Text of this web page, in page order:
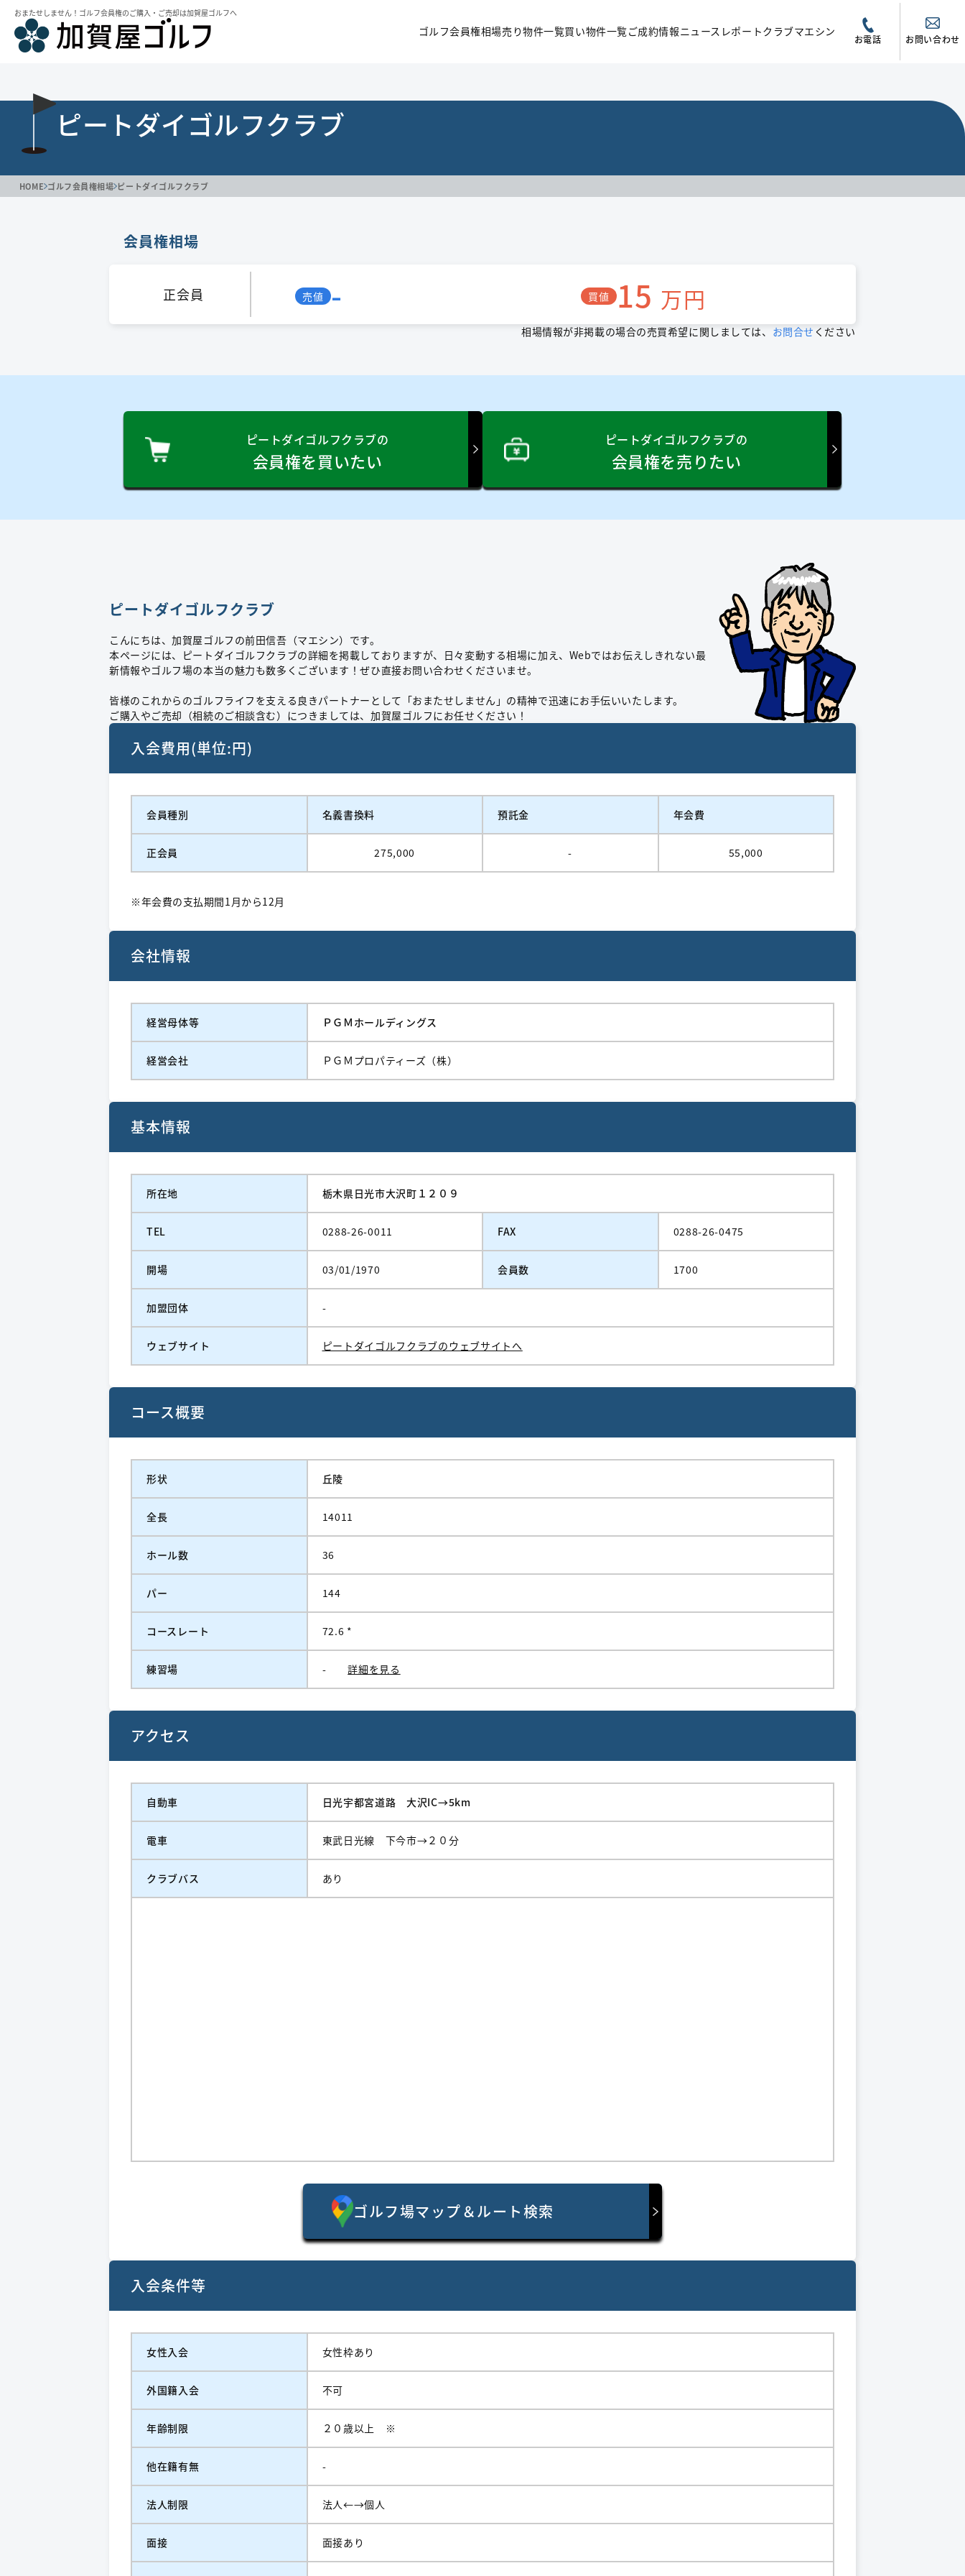
おまたせしません！ゴルフ会員権のご購⼊・ご売却は加賀屋ゴルフへ
ゴルフ会員権相場売り物件一覧買い物件一覧ご成約情報ニュース レポートクラブマエシン
お電話 お問い合わせ
ピートダイゴルフクラブ
HOME ゴルフ会員権相場 ピートダイゴルフクラブ
会員権相場
正会員 売値 - 買値 15 万円
相場情報が非掲載の場合の売買希望に関しましては、 お問合せ ください
ピートダイゴルフクラブの
会員権を買いたい
ピートダイゴルフクラブの
会員権を売りたい
ピートダイゴルフクラブ
こんにちは、加賀屋ゴルフの前田信吾（マエシン）です。
本ページには、ピートダイゴルフクラブの詳細を掲載しておりますが、日々変動する相場に加え、Webではお伝えしきれない最
新情報やゴルフ場の本当の魅力も数多くございます！ぜひ直接お問い合わせくださいませ。
皆様のこれからのゴルフライフを支える良きパートナーとして「おまたせしません」の精神で迅速にお手伝いいたします。
ご購入やご売却（相続のご相談含む）につきましては、加賀屋ゴルフにお任せください！
入会費用(単位:円)
会員種別 名義書換料 預託金 年会費
正会員 275,000 - 55,000
※年会費の支払期間1月から12月
会社情報
経営⺟体等 ＰＧＭホールディングス
経営会社 ＰＧＭプロパティーズ（株）
基本情報
所在地 栃木県日光市大沢町１２０９
TEL 0288-26-0011 FAX 0288-26-0475
開場 03/01/1970 会員数 1700
加盟団体 -
ウェブサイト ピートダイゴルフクラブのウェブサイトへ
コース概要
形状 丘陵
全長 14011
ホール数 36
パー 144
コースレート 72.6 *
練習場 - 詳細を見る
アクセス
自動車 日光宇都宮道路 大沢IC→5km
電車 東武日光線 下今市→２０分
クラブバス あり
ゴルフ場マップ＆ルート検索
入会条件等
女性入会 女性枠あり
外国籍入会 不可
年齢制限 ２０歳以上 ※
他在籍有無 -
法人制限 法人←→個人
面接 面接あり